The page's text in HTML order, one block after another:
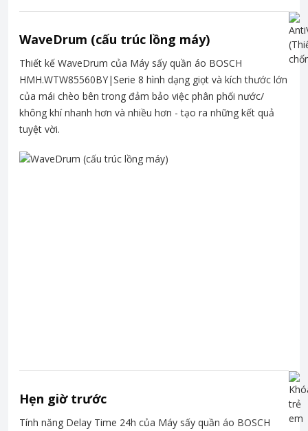
WaveDrum (cấu trúc lồng máy)
Thiết kế WaveDrum của Máy sấy quần áo BOSCH
HMH.WTW85560BY|Serie 8 hình dạng giọt và kích thước lớn
của mái chèo bên trong đảm bảo việc phân phối nước/
không khí nhanh hơn và nhiều hơn - tạo ra những kết quả
tuyệt vời.
Hẹn giờ trước
Tính năng Delay Time 24h của Máy sấy quần áo BOSCH